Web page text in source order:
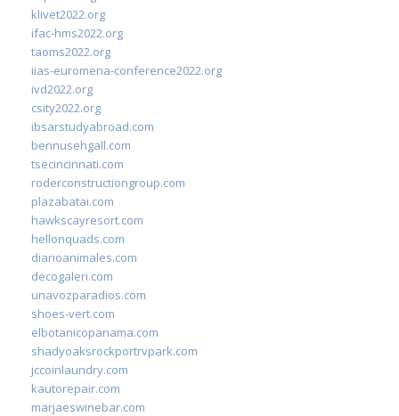
klivet2022.org
ifac-hms2022.org
taoms2022.org
iias-euromena-conference2022.org
ivd2022.org
csity2022.org
ibsarstudyabroad.com
bennusehgall.com
tsecincinnati.com
roderconstructiongroup.com
plazabatai.com
hawkscayresort.com
hellonquads.com
diarioanimales.com
decogaleri.com
unavozparadios.com
shoes-vert.com
elbotanicopanama.com
shadyoaksrockportrvpark.com
jccoinlaundry.com
kautorepair.com
marjaeswinebar.com